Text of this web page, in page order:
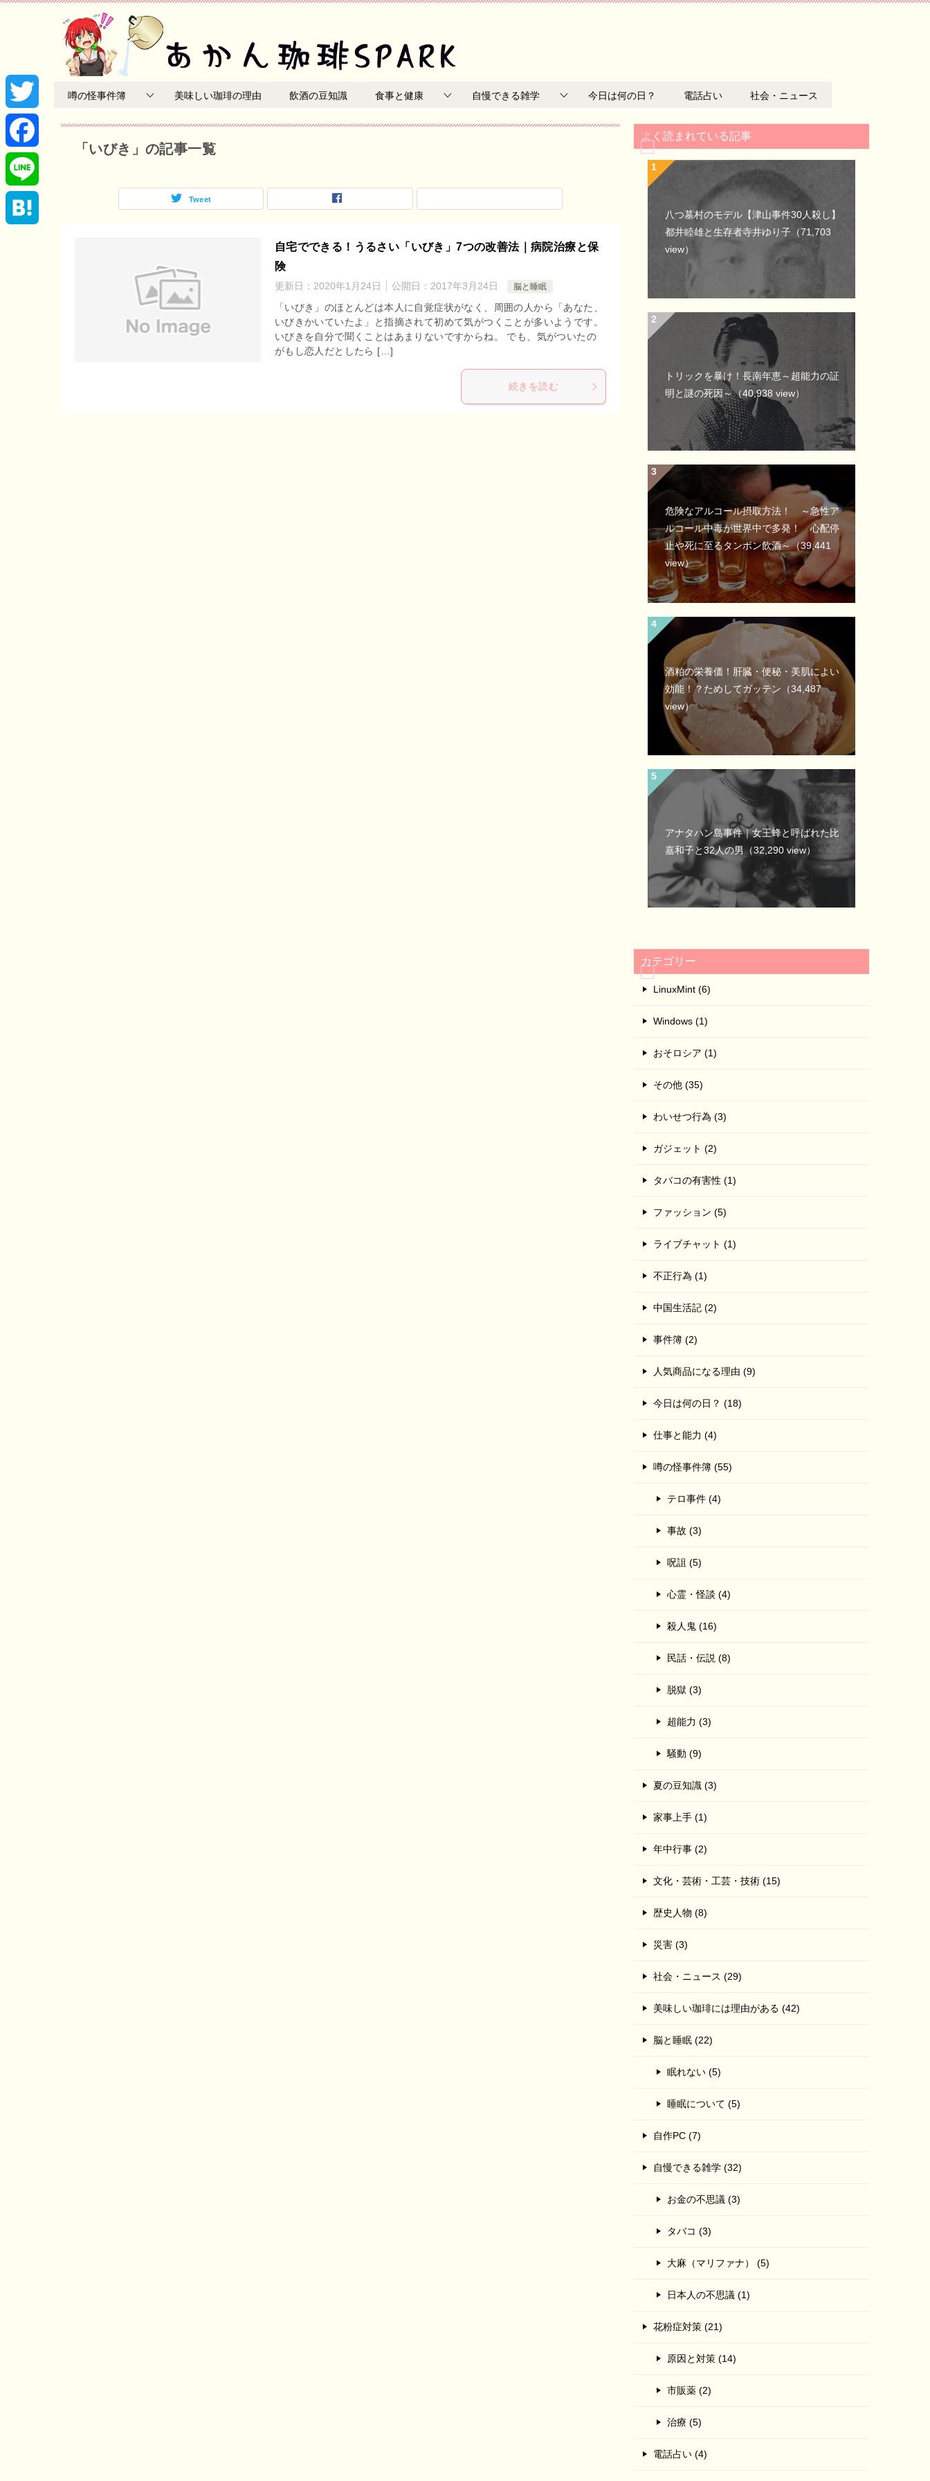
噂の怪事件簿 美味しい珈琲の理由 飲酒の豆知識 食事と健康 自慢できる雑学 今日は何の日？ 電話占い 社会・ニュース
「いびき」の記事一覧
Tweet
自宅でできる！うるさい「いびき」7つの改善法｜病院治療と保
険
更新日： 2020年1月24日 公開日： 2017年3月24日 脳と睡眠
「いびき」のほとんどは本人に自覚症状がなく、周囲の人から「あなた、
いびきかいていたよ」と指摘されて初めて気がつくことが多いようです。
いびきを自分で聞くことはあまりないですからね。 でも、気がついたの
がもし恋人だとしたら […]
続きを読む
よく読まれている記事
八つ墓村のモデル【津山事件30人殺し】
都井睦雄と生存者寺井ゆり子 （71,703
view）
トリックを暴け！長南年恵～超能力の証
明と謎の死因～（40,938 view）
危険なアルコール摂取方法！ ～急性ア
ルコール中毒が世界中で多発！ 心配停
止や死に至るタンポン飲酒～（39,441
view）
酒粕の栄養価！肝臓・便秘・美肌によい
効能！？ためしてガッテン （34,487
view）
アナタハン島事件｜女王蜂と呼ばれた比
嘉和子と32人の男（32,290 view）
カテゴリー
LinuxMint (6)
Windows (1)
おそロシア (1)
その他 (35)
わいせつ行為 (3)
ガジェット (2)
タバコの有害性 (1)
ファッション (5)
ライブチャット (1)
不正行為 (1)
中国生活記 (2)
事件簿 (2)
人気商品になる理由 (9)
今日は何の日？ (18)
仕事と能力 (4)
噂の怪事件簿 (55)
テロ事件 (4)
事故 (3)
呪詛 (5)
心霊・怪談 (4)
殺人鬼 (16)
民話・伝説 (8)
脱獄 (3)
超能力 (3)
騒動 (9)
夏の豆知識 (3)
家事上手 (1)
年中行事 (2)
文化・芸術・工芸・技術 (15)
歴史人物 (8)
災害 (3)
社会・ニュース (29)
美味しい珈琲には理由がある (42)
脳と睡眠 (22)
眠れない (5)
睡眠について (5)
自作PC (7)
自慢できる雑学 (32)
お金の不思議 (3)
タバコ (3)
大麻（マリファナ） (5)
日本人の不思議 (1)
花粉症対策 (21)
原因と対策 (14)
市販薬 (2)
治療 (5)
電話占い (4)
T
w
i
t
F
a